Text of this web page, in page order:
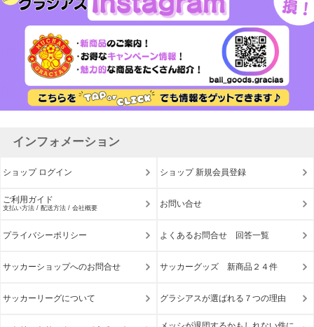
インフォメーション
ショップ ログイン ショップ 新規会員登録
ご利用ガイド
支払い方法 / 配送方法 / 会社概要 お問い合せ
プライバシーポリシー よくあるお問合せ 回答一覧
サッカーショップへのお問合せ サッカーグッズ 新商品２４件
サッカーリーグについて グラシアスが選ばれる７つの理由